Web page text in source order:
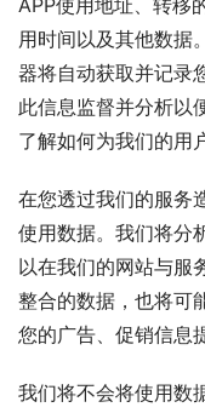
APP使用地址、转移
用时间以及其他数据
器将自动获取并记录
此信息监督并分析以
了解如何为我们的用
在您透过我们的服务
使用数据。我们将分
以在我们的网站与服
整合的数据，也将可
您的广告、促销信息
我们将不会将使用数